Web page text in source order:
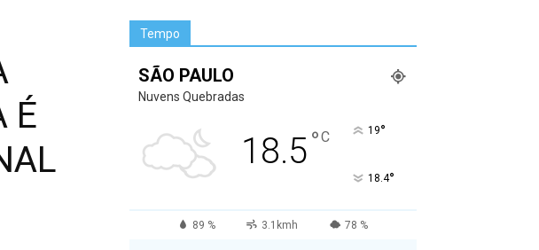
É
Tempo
SÃO PAULO
Nuvens Quebradas
18.5°C 19°
18.4°
89 % 3.1kmh 78 %